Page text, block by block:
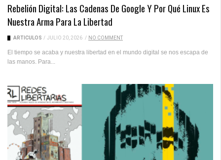
Rebelión Digital: Las Cadenas De Google Y Por Qué Linux Es
Nuestra Arma Para La Libertad
ARTICULOS / JULIO 20, 2026 / NO COMMENT
El tiempo se acaba y nuestra libertad en el mundo digital se nos escapa de
las manos. Para...